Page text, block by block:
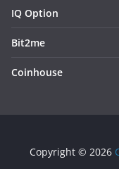
IQ Option
Bit2me
Coinhouse
Copyright © 2026